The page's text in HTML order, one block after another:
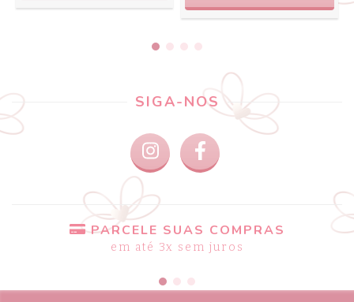
SIGA-NOS
PARCELE SUAS COMPRAS
em até 3x sem juros